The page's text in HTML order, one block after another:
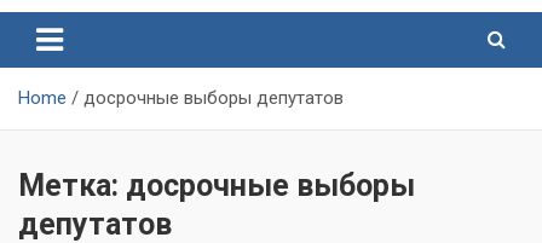
Севастополя
Севастополя
Home досрочные выборы депутатов
Метка: досрочные выборы
депутатов